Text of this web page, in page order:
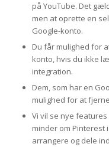
på YouTube. Det
men at oprette en
Google-konto.
Du får mulighed for
konto, hvis du ikke
integration.
Dem, som har en
mulighed for at
Vi vil se nye
minder om Pinterest
arrangere og dele